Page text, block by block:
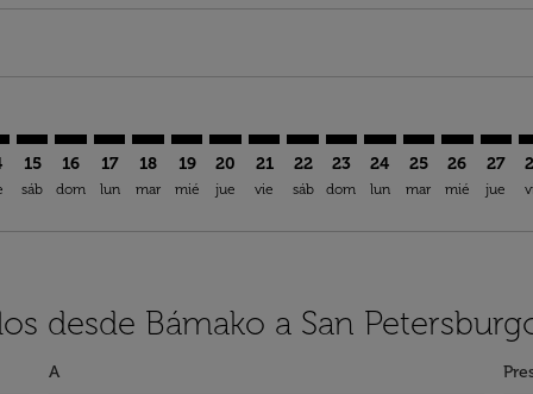
15
sáb
16
dom
17
lun
18
mar
19
mié
20
jue
21
vie
22
sáb
23
dom
24
lun
25
mar
26
mié
27
jue
desde Bámako a San
A